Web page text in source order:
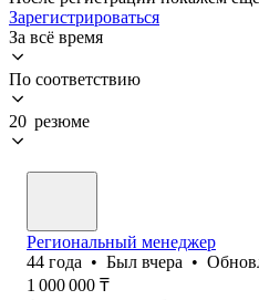
Зарегистрироваться
За всё время
По соответствию
20 резюме
Региональный менеджер
44 года • Был вчера •
1 000 000 ₸